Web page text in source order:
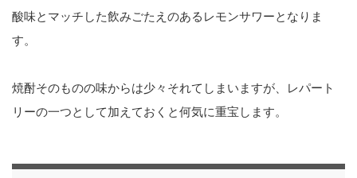
酸味とマッチした飲みごたえのあるレモンサワーとなりま
す。
焼酎そのものの味からは少々それてしまいますが、レパート
リーの一つとして加えておくと何気に重宝します。